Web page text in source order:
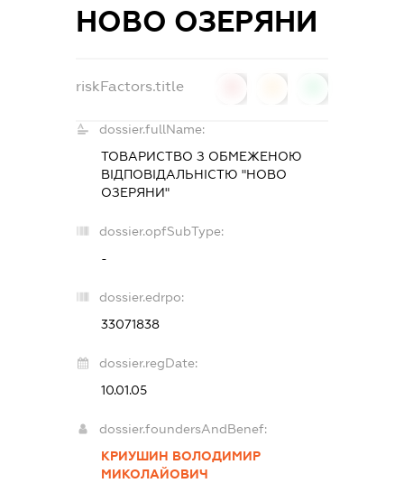
НОВО ОЗЕРЯНИ
riskFactors.title
dossier.fullName:
ТОВАРИСТВО З ОБМЕЖЕНОЮ
ВІДПОВІДАЛЬНІСТЮ "НОВО
ОЗЕРЯНИ"
dossier.opfSubType:
-
dossier.edrpo:
33071838
dossier.regDate:
10.01.05
dossier.foundersAndBenef:
КРИУШИН ВОЛОДИМИР
МИКОЛАЙОВИЧ